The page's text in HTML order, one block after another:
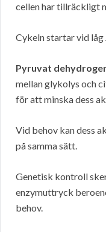
cellen har tillräckligt
Cykeln startar vid
Pyruvat
mellan glykolys och
för att minska dess
Vid behov kan dess
på samma sätt.
Genetisk kontroll
enzymuttryck
behov.